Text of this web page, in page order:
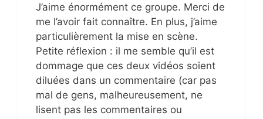
J’aime énormément ce groupe. Merci de
me l’avoir fait connaître. En plus, j’aime
particulièrement la mise en scène.
Petite réflexion : il me semble qu’il est
dommage que ces deux vidéos soient
diluées dans un commentaire (car pas
mal de gens, malheureusement, ne
lisent pas les commentaires ou